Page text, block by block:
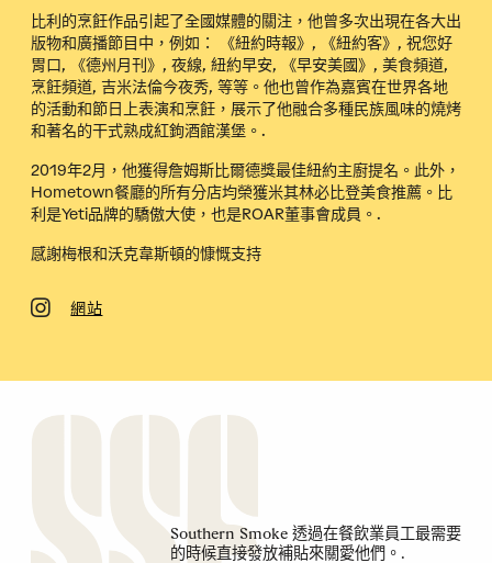
比利的烹飪作品引起了全國媒體的關注，他曾多次出現在各大出
版物和廣播節目中，例如：
《紐約時報》 , 《紐約客》 , 祝您好
胃口, 《德州月刊》 , 夜線, 紐約早安, 《早安美國》 , 美食頻道,
烹飪頻道, 吉米法倫今夜秀, 等等。他也曾作為嘉賓在世界各地
的活動和節日上表演和烹飪，展示了他融合多種民族風味的燒烤
和著名的干式熟成紅鉤酒館漢堡。.
2019年2月，他獲得詹姆斯比爾德獎最佳紐約主廚提名。此外，
Hometown餐廳的所有分店均榮獲米其林必比登美食推薦。比
利是Yeti品牌的驕傲大使，也是ROAR董事會成員。.
感謝梅根和沃克韋斯頓的慷慨支持
網站
Southern Smoke 透過在餐飲業員工最需要
的時候直接發放補貼來關愛他們。.